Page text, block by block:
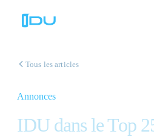
Solutions
Plateforme
Tous les articles
Annonces
IDU dans le Top